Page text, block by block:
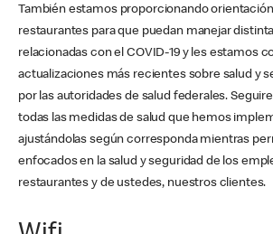
También estamos proporcionando
restaurantes para que puedan manejar
relacionadas con el COVID-19 y les estamos
actualizaciones más recientes sobre salud y
por las autoridades de salud federales.
todas las medidas de salud que hemos
ajustándolas según corresponda mientras
enfocados en la salud y seguridad de los
restaurantes y de ustedes, nuestros clientes.